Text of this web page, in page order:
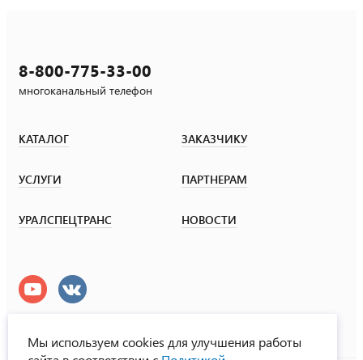
8-800-775-33-00
многоканальный телефон
КАТАЛОГ ЗАКАЗЧИКУ
УСЛУГИ ПАРТНЕРАМ
УРАЛСПЕЦТРАНС НОВОСТИ
Мы используем cookies для улучшения работы